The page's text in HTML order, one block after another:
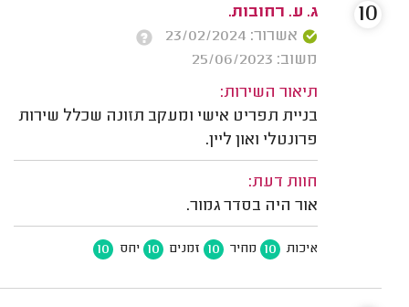
ג. ע. רחובות.
אשרור: 23/02/2024
משוב: 25/06/2023
תיאור השירות:
בניית תפריט אישי ומעקב תזונה שכלל שירות
פרונטלי ואון ליין.
חוות דעת:
אור היה בסדר גמור.
איכות 10 מחיר 10 זמנים 10 יחס 10
10